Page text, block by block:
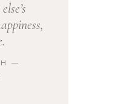
―